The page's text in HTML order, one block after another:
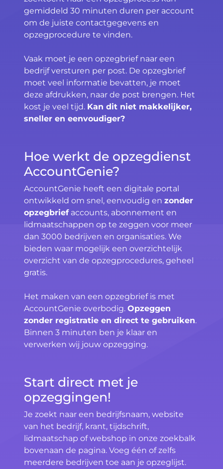
gemiddeld 30 minuten duren per account
om de juiste contactgegevens en
opzegprocedure te vinden.
Vaak moet je een opzegbrief naar een
bedrijf versturen per post. De opzegbrief
moet veel informatie bevatten, je moet
deze afdrukken, naar de post brengen. Het
kost je veel tijd. Kan dit niet makkelijker,
sneller en eenvoudiger?
Hoe werkt de opzegdienst
AccountGenie?
AccountGenie heeft een digitale portal
ontwikkeld om snel, eenvoudig en zonder
opzegbriefaccounts, abonnement en
lidmaatschappen op te zeggen voor meer
dan 3000 bedrijven en organisaties. We
bieden waar mogelijk een overzichtelijk
overzicht van de opzegprocedures, geheel
gratis.
Het maken van een opzegbrief is met
AccountGenie overbodig. Opzeggen
zonder registratie en direct te gebruiken.
Binnen 3 minuten ben je klaar en
verwerken wij jouw opzegging.
Start direct met je
opzeggingen!
Je zoekt naar een bedrijfsnaam, website
van het bedrijf, krant, tijdschrift,
lidmaatschap of webshop in onze zoekbalk
bovenaan de pagina. Voeg één of zelfs
meerdere bedrijven toe aan je opzeglijst.